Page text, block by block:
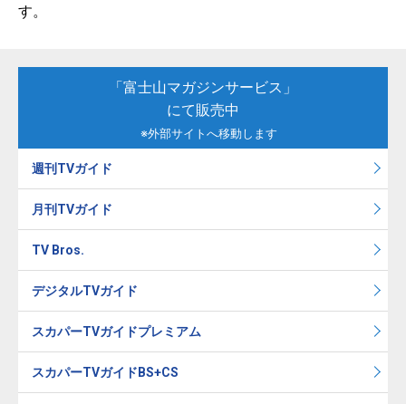
す。
「富士山マガジンサービス」
にて販売中
※外部サイトへ移動します
週刊TVガイド
月刊TVガイド
TV Bros.
デジタルTVガイド
スカパーTVガイドプレミアム
スカパーTVガイドBS+CS